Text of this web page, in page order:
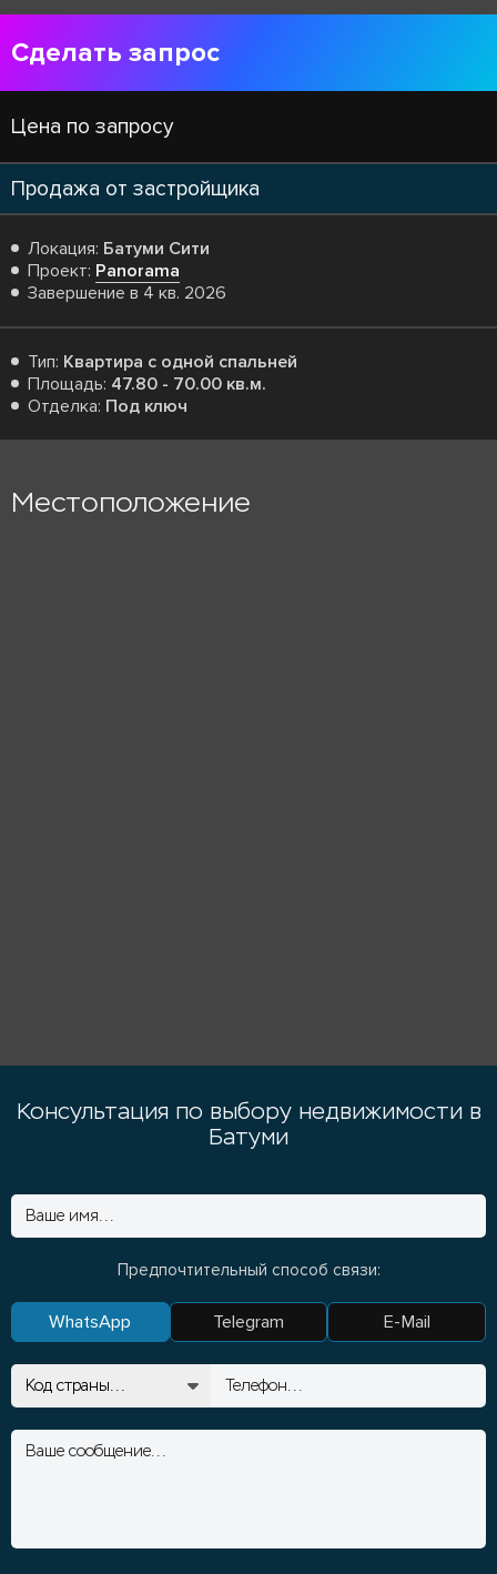
Сделать запрос
Цена по запросу
Продажа от застройщика
Локация: Батуми Сити
Проект: Panorama
Завершение в 4 кв. 2026
Тип: Квартира с одной спальней
Площадь: 47.80 - 70.00 кв.м.
Отделка: Под ключ
Местоположение
Консультация по выбору недвижимости в
Батуми
Предпочтительный способ связи:
WhatsApp Telegram E-Mail